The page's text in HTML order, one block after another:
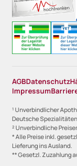
AGBDatenschutz
Impressum
¹ Unverbindlicher
Deutsche
² Unverbindliche
* Alle Preise inkl.
Lieferung ins Ausland.
** Gesetzl. Zuzahlung